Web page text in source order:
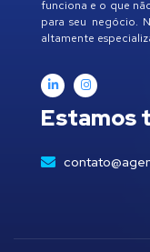
funciona e o que
para seu negócio.
altamente
Estamos